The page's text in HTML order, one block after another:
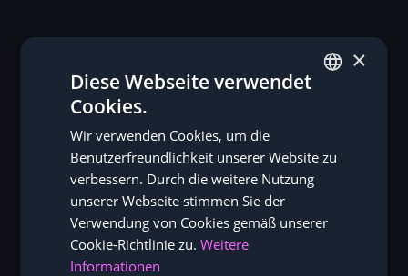
Einblick in unser Warehouse in Hongkong
Unser zentrales Logistikzentrum in Hongkong
ermöglicht eine effiziente Beschaffung und den
weltweiten Versand von ASIC-Minern. Von hier aus
liefern wir Hardware schnell und zuverlässig direkt zu
unseren Kunden oder an internationale Mining-
×
Diese Webseite verwendet
Cookies.
Wir verwenden Cookies, um die
Benutzerfreundlichkeit unserer Website zu
verbessern. Durch die weitere Nutzung
unserer Webseite stimmen Sie der
Verwendung von Cookies gemäß unserer
Cookie-Richtlinie zu. Weitere
Informationen